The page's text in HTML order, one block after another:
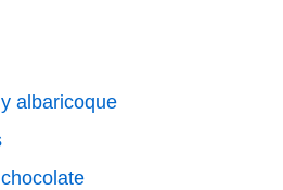
albaricoque